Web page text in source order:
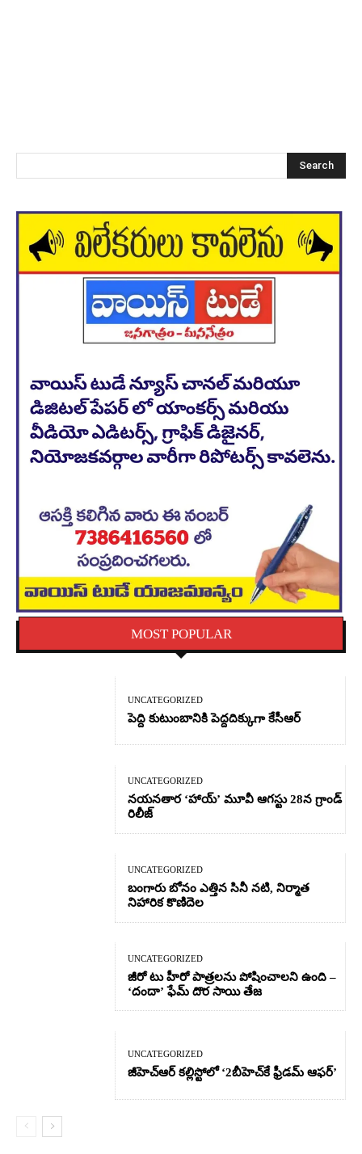
Search
MOST POPULAR
UNCATEGORIZED
పెద్ది కుటుంబానికి పెద్దదిక్కుగా కేసీఆర్
UNCATEGORIZED
నయనతార ‘హాయ్’ మూవీ ఆగస్టు 28న గ్రాండ్
రిలీజ్
UNCATEGORIZED
బంగారు బోనం ఎత్తిన సినీ నటి, నిర్మాత
నిహారిక కొణిదెల
UNCATEGORIZED
జీరో టు హీరో పాత్రలను పోషించాలని ఉంది –
‘దందా’ ఫేమ్ దొర సాయి తేజ
UNCATEGORIZED
జీహెచ్ఆర్‌ కల్లిస్టోలో ‘2బీహెచ్‌కే ఫ్రీడమ్ ఆఫర్’